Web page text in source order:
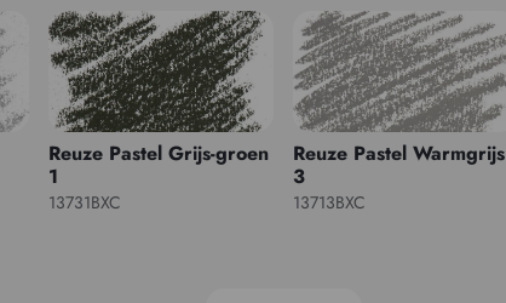
Reuze Pastel Grijs-groen
1
13731BXC
Reuze Pastel Warmgrijs
3
13713BXC